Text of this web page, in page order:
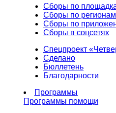
Сборы по
Сборы по регионам
Сборы по
Сборы в соцсетях
Спецпроект
Сделано
Бюллетень
Благодарности
Программы
Программы помощи